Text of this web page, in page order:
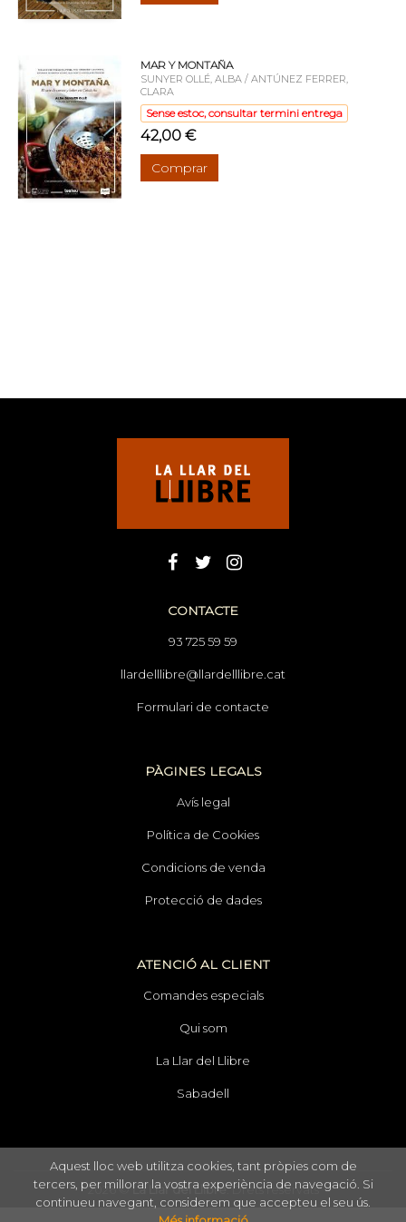
MAR Y MONTAÑA
SUNYER OLLÉ, ALBA / ANTÚNEZ FERRER,
CLARA
Sense estoc, consultar termini entrega
42,00 €
Comprar
CONTACTE
93 725 59 59
llardelllibre@llardelllibre.cat
Formulari de contacte
PÀGINES LEGALS
Avís legal
Política de Cookies
Condicions de venda
Protecció de dades
ATENCIÓ AL CLIENT
Comandes especials
Qui som
La Llar del Llibre
Sabadell
2026 ©La Llar del Llibre. Drets reservats
Aquest lloc web utilitza cookies, tant pròpies com de
tercers, per millorar la vostra experiència de navegació. Si
continueu navegant, considerem que accepteu el seu ús.